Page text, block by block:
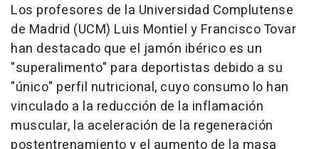
Los profesores de la Universidad Complutense
de Madrid (UCM) Luis Montiel y Francisco Tovar
han destacado que el jamón ibérico es un
"superalimento" para deportistas debido a su
"único" perfil nutricional, cuyo consumo lo han
vinculado a la reducción de la inflamación
muscular, la aceleración de la regeneración